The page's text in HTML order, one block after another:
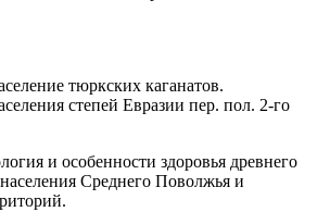
тюркских каганатов.
степей Евразии пер. пол. 2-го
и особенности здоровья древнего
Среднего Поволжья и